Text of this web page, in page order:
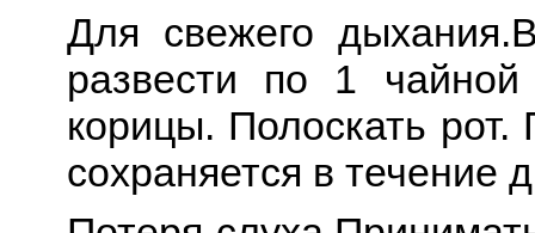
Для свежего
развести по 1
корицы. Полоскать рот.
сохраняется в течение